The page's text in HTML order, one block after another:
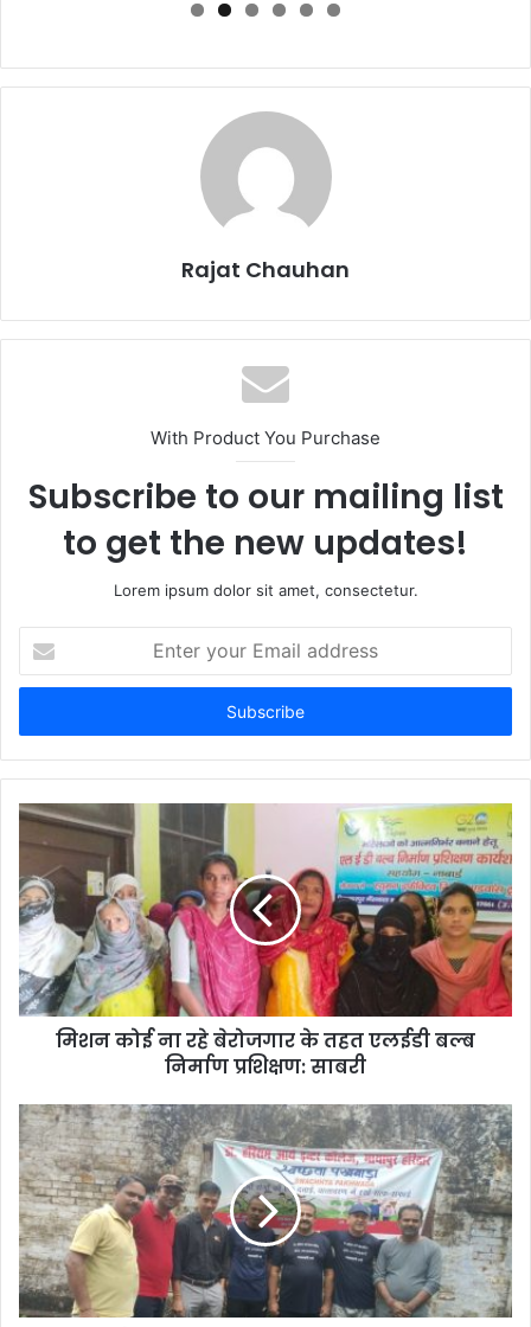
Rajat Chauhan
With Product You Purchase
Subscribe to our mailing list
to get the new updates!
Lorem ipsum dolor sit amet, consectetur.
your
Email
मिशन कोई ना रहे बेरोजगार के तहत एलईडी बल्ब
निर्माण प्रशिक्षण: साबरी